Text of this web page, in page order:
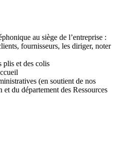
au siège de l’entreprise :
fournisseurs, les diriger, noter
plis et des colis
(en soutient de nos
du département des Ressources